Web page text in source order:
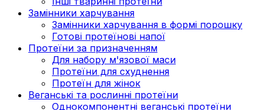
Замінники харчування
Замінники харчування в формі порошку
Готові протеїнові напої
Протеїни за призначенням
Для набору м'язової маси
Протеїни для схуднення
Протеїн для жінок
Веганські та рослинні протеїни
Однокомпонентні веганські протеїни